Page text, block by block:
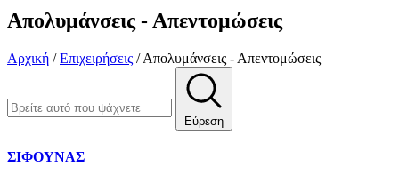
Απολυμάνσεις - Απεντομώσεις
Αρχική / Επιχειρήσεις / Απολυμάνσεις - Απεντομώσεις
Εύρεση
ΣΙΦΟΥΝΑΣ